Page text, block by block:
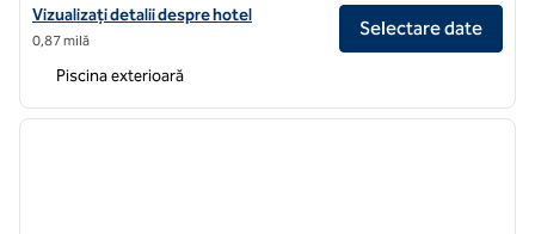
Vizualizați detaliile hotelului Hilton Grand Vacations Club Las
Vizualizați detalii despre hotel
0,87 milă
Selectare date
Piscina exterioară
1 din 12